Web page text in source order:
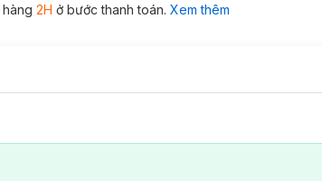
2H ở bước thanh toán. Xem thêm